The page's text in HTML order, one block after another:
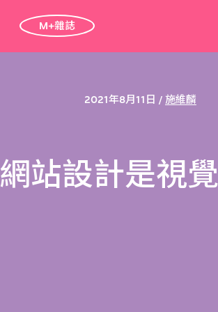
M+雜誌
2021年8月11日 / 施維麟
網站設計是視